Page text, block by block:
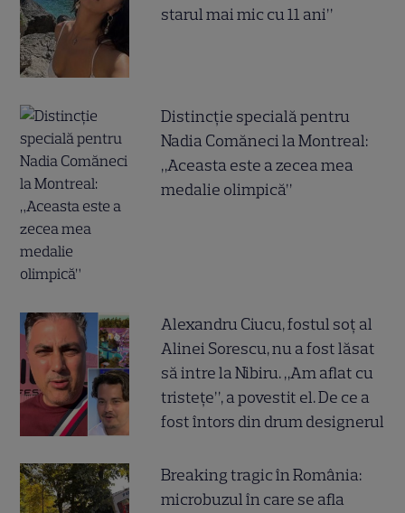
starul mai mic cu 11 ani”
Distincție specială pentru
Nadia Comăneci la Montreal:
„Aceasta este a zecea mea
medalie olimpică”
Alexandru Ciucu, fostul soț al
Alinei Sorescu, nu a fost lăsat
să intre la Nibiru. „Am aflat cu
tristețe”, a povestit el. De ce a
fost întors din drum designerul
Breaking tragic în România:
microbuzul în care se afla